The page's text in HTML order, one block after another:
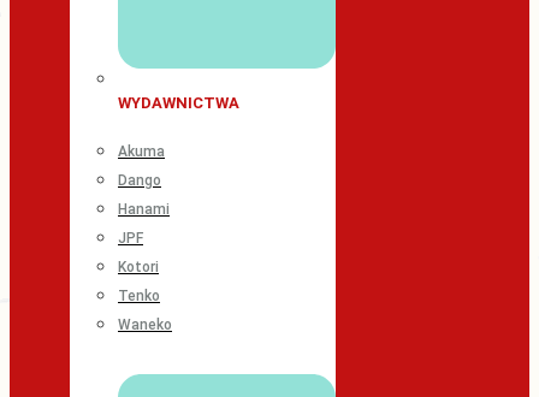
WYDAWNICTWA
Akuma
Dango
Hanami
JPF
Kotori
Tenko
Waneko